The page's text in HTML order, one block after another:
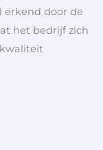
erkend door de
het bedrijf zich